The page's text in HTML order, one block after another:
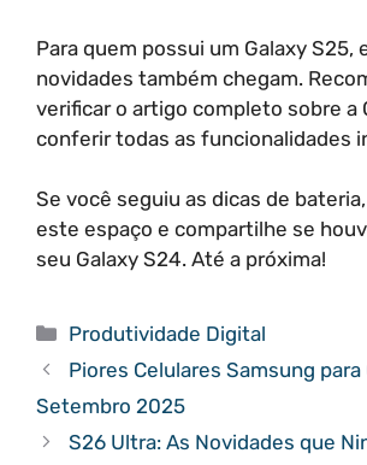
Para quem possui um Galaxy S25,
novidades também chegam.
verificar o artigo completo sobre a
conferir todas as funcionalidades
Se você seguiu as dicas de
este espaço e compartilhe se
seu Galaxy S24. Até a próxima!
Categorias
Produtividade Digital
Piores Celulares Samsung para
Setembro 2025
S26 Ultra: As Novidades que